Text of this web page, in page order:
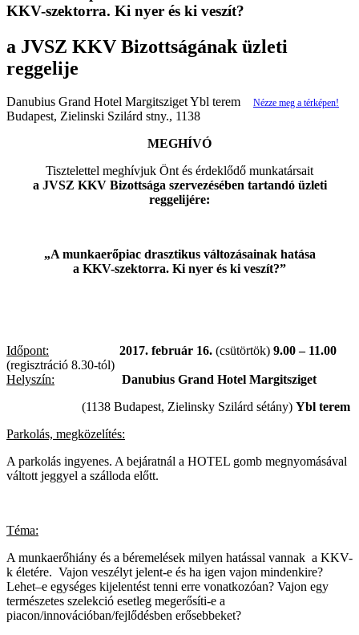
KKV-szektorra. Ki nyer és ki veszít?
a JVSZ KKV Bizottságának üzleti
reggelije
Danubius Grand Hotel Margitsziget Ybl terem Nézze meg a térképen!
Budapest, Zielinski Szilárd stny., 1138
MEGHÍVÓ
Tisztelettel meghívjuk Önt és érdeklődő munkatársait
a JVSZ KKV Bizottsága szervezésében tartandó üzleti
reggelijére:
„A munkaerőpiac drasztikus változásainak hatása
a KKV-szektorra. Ki nyer és ki veszít?”
Időpont: 2017. február 16. (csütörtök) 9.00 – 11.00
(regisztráció 8.30-tól)
Helyszín:
Danubius Grand Hotel Margitsziget
(1138 Budapest, Zielinsky Szilárd sétány)Ybl terem
Parkolás, megközelítés:
A parkolás ingyenes. A bejáratnál a HOTEL gomb megnyomásával
váltott jeggyel a szálloda előtt.
Téma:
A munkaerőhiány és a béremelések milyen hatással vannak a KKV-
k életére. Vajon veszélyt jelent-e és ha igen vajon mindenkire?
Lehet–e egységes kijelentést tenni erre vonatkozóan? Vajon egy
természetes szelekció esetleg megerősíti-e a
piacon/innovációban/fejlődésben erősebbeket?